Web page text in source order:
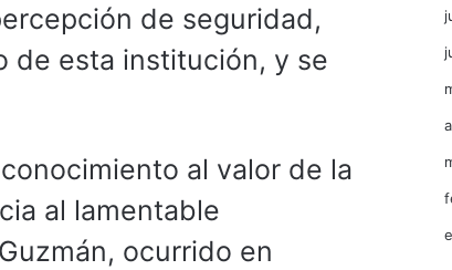
de seguridad,
de esta institución, y se
al valor de la
al lamentable
ocurrido en